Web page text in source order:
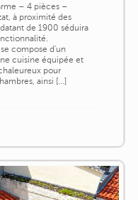
– 4 pièces –
à proximité des
de 1900 séduira
compose d'un
cuisine équipée et
pour
ainsi [...]